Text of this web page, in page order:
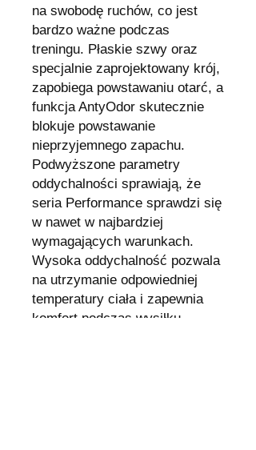
na swobodę ruchów, co jest
bardzo ważne podczas
treningu. Płaskie szwy oraz
specjalnie zaprojektowany krój,
zapobiega powstawaniu otarć, a
funkcja AntyOdor skutecznie
blokuje powstawanie
nieprzyjemnego zapachu.
Podwyższone parametry
oddychalności sprawiają, że
seria Performance sprawdzi się
w nawet w najbardziej
wymagających warunkach.
Wysoka oddychalność pozwala
na utrzymanie odpowiedniej
temperatury ciała i zapewnia
komfort podczas wysiłku.